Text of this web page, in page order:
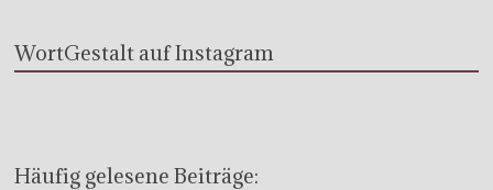
WortGestalt auf Instagram
Häufig gelesene Beiträge: